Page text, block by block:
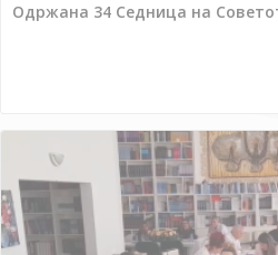
Одржана 34 Седница на